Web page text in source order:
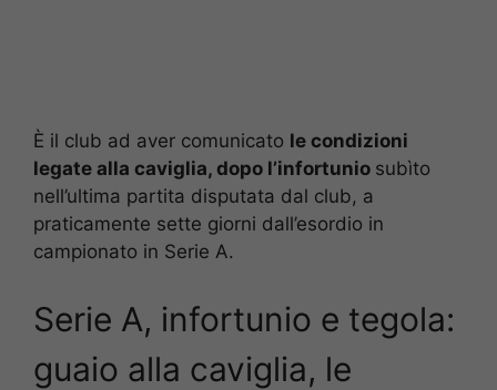
È il club ad aver comunicato le condizioni
legate alla caviglia, dopo l’infortunio subìto
nell’ultima partita disputata dal club, a
praticamente sette giorni dall’esordio in
campionato in Serie A.
Serie A, infortunio e tegola:
guaio alla caviglia, le